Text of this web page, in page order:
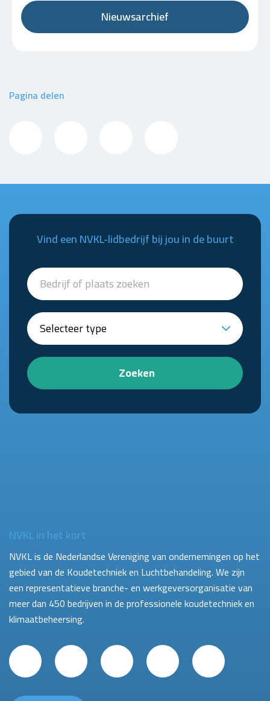
Nieuwsarchief
Pagina delen
Vind een NVKL-lidbedrijf bij jou in de buurt
Zoeken
NVKL in het kort
NVKL is de Nederlandse Vereniging van ondernemingen op het
gebied van de Koudetechniek en Luchtbehandeling. We zijn
een representatieve branche- en werkgeversorganisatie van
meer dan 450 bedrijven in de professionele koudetechniek en
klimaatbeheersing.